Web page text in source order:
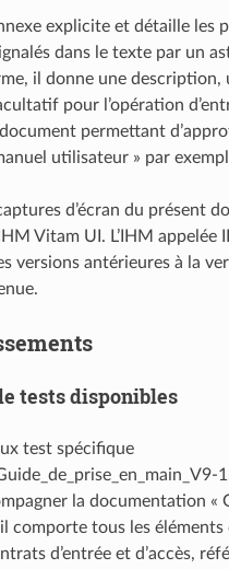
explicite et détaille les
dans le texte par un
il donne une description,
pour l’opération
permettant
utilisateur » par
d’écran du présent
Vitam UI. L’IHM appelée
versions antérieures à la
tests disponibles
test spécifique
la documentation «
comporte tous les éléments
d’entrée et d’accès,